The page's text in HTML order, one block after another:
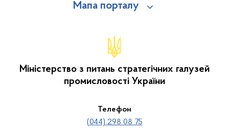
Мапа порталу
Міністерство з питань стратегічних галузей
промисловості України
Телефон
(044) 298 08 75